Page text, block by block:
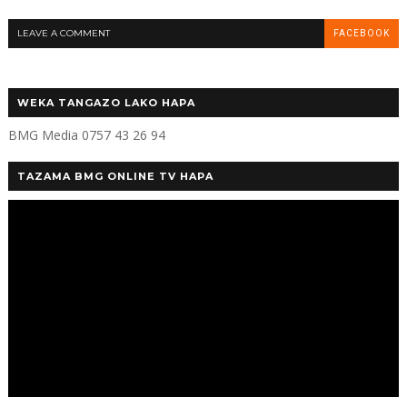
LEAVE A COMMENT FACEBOOK
WEKA TANGAZO LAKO HAPA
BMG Media 0757 43 26 94
TAZAMA BMG ONLINE TV HAPA